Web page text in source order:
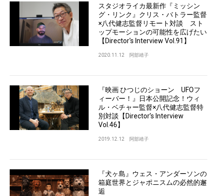
スタジオライカ最新作『ミッシン
グ・リンク』クリス・バトラー監督
×八代健志監督リモート対談 スト
ップモーションの可能性を広げたい
【Director's Interview Vol.91】
2020.11.12 阿部靖子
『映画 ひつじのショーン UFOフ
ィーバー！』日本公開記念！ウィ
ル・ベチャー監督×八代健志監督特
別対談【Director’s Interview
Vol.46】
2019.12.12 阿部靖子
『犬ヶ島』ウェス・アンダーソンの
箱庭世界とジャポニスムの必然的邂
逅